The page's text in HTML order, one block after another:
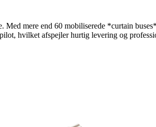
mere end 60 mobiliserede *curtain
hvilket afspejler hurtig levering og